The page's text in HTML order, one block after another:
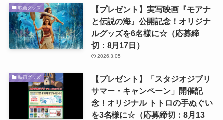
映画グッズ
【プレゼント】実写映画『モアナ
と伝説の海』公開記念！オリジナ
ルグッズを6名様に☆（応募締
切：8月17日）
2026.8.05
映画グッズ
【プレゼント】「スタジオジブリ
サマー・キャンペーン」開催記
念！オリジナル トトロの手ぬぐい
を3名様に☆（応募締切：8月13